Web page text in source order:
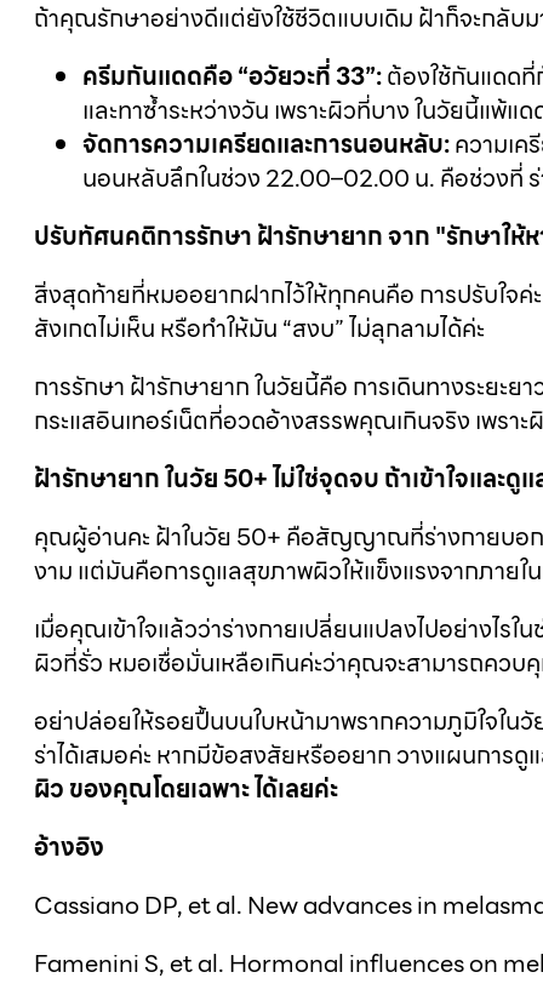
ถ้าคุณรักษาอย่างดีแต่ยังใช้ชีวิตแบบเดิม ฝ้าก็จะกลับ
ครีมกันแดดคือ “อวัยวะที่ 33”:ต้องใช้กันแดด
และทาซ้ำระหว่างวัน เพราะผิวที่บาง ในวัยนี้แพ้แ
จัดการความเครียดและการนอนหลับ:ความเค
นอนหลับลึกในช่วง 22.00–02.00 น. คือช่วงที่ ร่
ปรับทัศนคติการรักษา ฝ้ารักษายาก จาก "รักษาให้
สิ่งสุดท้ายที่หมออยากฝากไว้ให้ทุกคนคือ การปรับใจค่
สังเกตไม่เห็น หรือทำให้มัน “สงบ” ไม่ลุกลามได้ค่ะ
การรักษา ฝ้ารักษายาก ในวัยนี้คือ การเดินทางระยะ
กระแสอินเทอร์เน็ตที่อวดอ้างสรรพคุณเกินจริง เพรา
ฝ้ารักษายาก ในวัย 50+ ไม่ใช่จุดจบ ถ้าเข้าใจและดู
คุณผู้อ่านคะ ฝ้าในวัย 50+ คือสัญญาณที่ร่างกายบอกเ
งาม แต่มันคือการดูแลสุขภาพผิวให้แข็งแรงจากภายใ
เมื่อคุณเข้าใจแล้วว่าร่างกายเปลี่ยนแปลงไปอย่างไร
ผิวที่รั่ว หมอเชื่อมั่นเหลือเกินค่ะว่าคุณจะสามารถควบ
อย่าปล่อยให้รอยปื้นบนใบหน้ามาพรากความภูมิใจใ
ร่าได้เสมอค่ะ หากมีข้อสงสัยหรืออยาก วางแผนการดู
ผิวของคุณโดยเฉพาะได้เลยค่ะ
อ้างอิง
Cassiano DP, et al. New advances in
Famenini S, et al. Hormonal influences on